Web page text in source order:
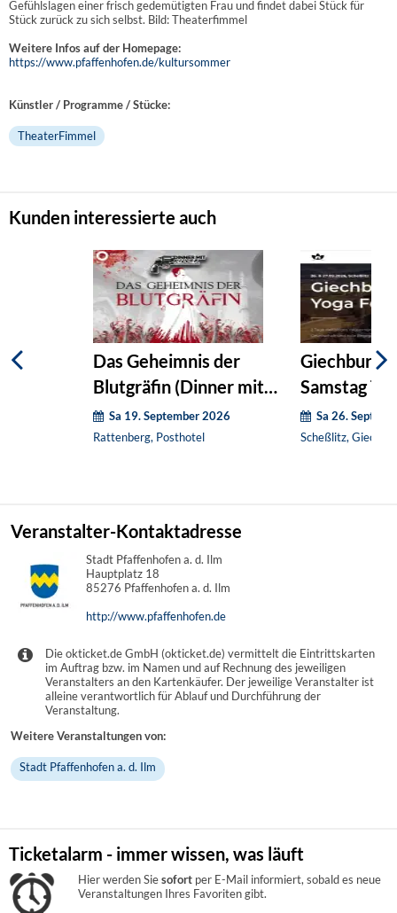
Gefühlslagen einer frisch gedemütigten Frau und findet dabei Stück für
Stück zurück zu sich selbst. Bild: Theaterfimmel
Weitere Infos auf der Homepage:
https://www.pfaffenhofen.de/kultursommer
Künstler / Programme / Stücke:
TheaterFimmel
Kunden interessierte auch
Das Geheimnis der
Blutgräfin (Dinner mit
Killer)
Sa 19. September 2026
Rattenberg, Posthotel
Giechburg
Samstag
Sa 26.
Scheßlitz,
Veranstalter-Kontaktadresse
Stadt Pfaffenhofen a. d. Ilm
Hauptplatz 18
85276 Pfaffenhofen a. d. Ilm
http://www.pfaffenhofen.de
Die okticket.de GmbH (okticket.de) vermittelt die Eintrittskarten
im Auftrag bzw. im Namen und auf Rechnung des jeweiligen
Veranstalters an den Kartenkäufer. Der jeweilige Veranstalter ist
alleine verantwortlich für Ablauf und Durchführung der
Veranstaltung.
Weitere Veranstaltungen von:
Stadt Pfaffenhofen a. d. Ilm
Ticketalarm - immer wissen, was läuft
Hier werden Siesofort per E-Mail informiert, sobald es neue
Veranstaltungen Ihres Favoriten gibt.